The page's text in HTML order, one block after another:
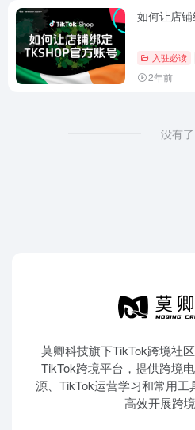
如何让店
入驻必读
2年前
没有了
莫卿科技旗下TikTok跨境社
TikTok跨境平台，提供跨境
源、TikTok运营学习和常用工
高效开展跨境